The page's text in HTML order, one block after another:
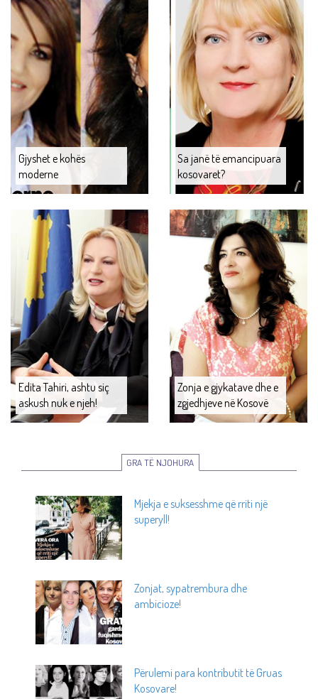
Gjyshet e kohës
moderne
Sa janë të emancipuara
kosovaret?
Edita Tahiri, ashtu siç
askush nuk e njeh!
Zonja e gjykatave dhe e
zgjedhjeve në Kosovë
GRA TË NJOHURA
Mjekja e suksesshme që rriti një
superyll!
Zonjat, sypatrembura dhe
ambicioze!
Përulemi para kontributit të Gruas
Kosovare!